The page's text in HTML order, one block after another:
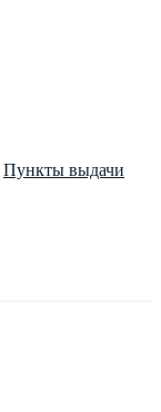
Пункты выдачи